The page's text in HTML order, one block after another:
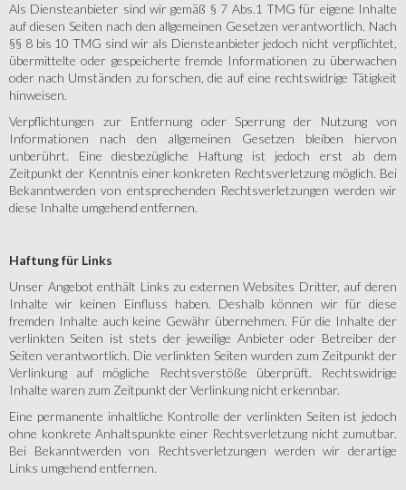
Als Diensteanbieter sind wir gemäß § 7 Abs.1 TMG für eigene Inhalte
auf diesen Seiten nach den allgemeinen Gesetzen verantwortlich. Nach
§§ 8 bis 10 TMG sind wir als Diensteanbieter jedoch nicht verpflichtet,
übermittelte oder gespeicherte fremde Informationen zu überwachen
oder nach Umständen zu forschen, die auf eine rechtswidrige Tätigkeit
hinweisen.
Verpflichtungen zur Entfernung oder Sperrung der Nutzung von
Informationen nach den allgemeinen Gesetzen bleiben hiervon
unberührt. Eine diesbezügliche Haftung ist jedoch erst ab dem
Zeitpunkt der Kenntnis einer konkreten Rechtsverletzung möglich. Bei
Bekanntwerden von entsprechenden Rechtsverletzungen werden wir
diese Inhalte umgehend entfernen.
Haftung für Links
Unser Angebot enthält Links zu externen Websites Dritter, auf deren
Inhalte wir keinen Einfluss haben. Deshalb können wir für diese
fremden Inhalte auch keine Gewähr übernehmen. Für die Inhalte der
verlinkten Seiten ist stets der jeweilige Anbieter oder Betreiber der
Seiten verantwortlich. Die verlinkten Seiten wurden zum Zeitpunkt der
Verlinkung auf mögliche Rechtsverstöße überprüft. Rechtswidrige
Inhalte waren zum Zeitpunkt der Verlinkung nicht erkennbar.
Eine permanente inhaltliche Kontrolle der verlinkten Seiten ist jedoch
ohne konkrete Anhaltspunkte einer Rechtsverletzung nicht zumutbar.
Bei Bekanntwerden von Rechtsverletzungen werden wir derartige
Links umgehend entfernen.